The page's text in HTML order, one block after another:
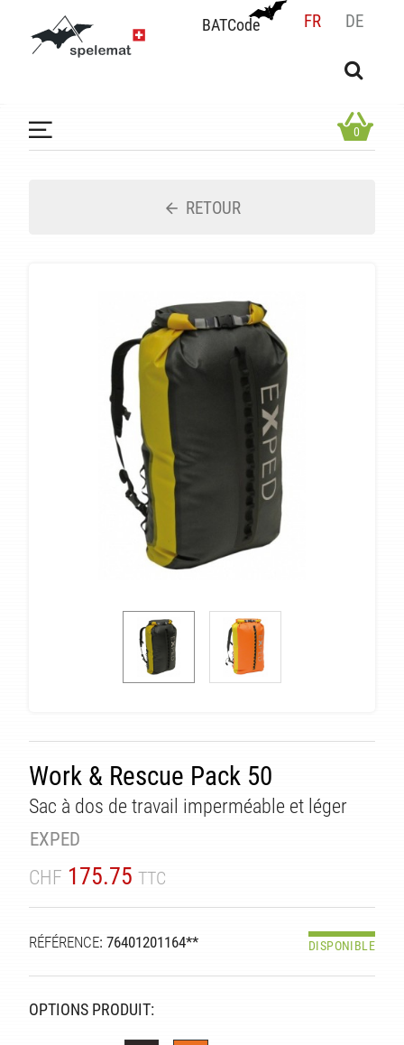
BATCode FR DE
BATCode
OK
0
RETOUR
Work & Rescue Pack 50
Sac à dos de travail imperméable et léger
EXPED
CHF 175.75 TTC
RÉFÉRENCE: 76401201164** DISPONIBLE
OPTIONS PRODUIT: